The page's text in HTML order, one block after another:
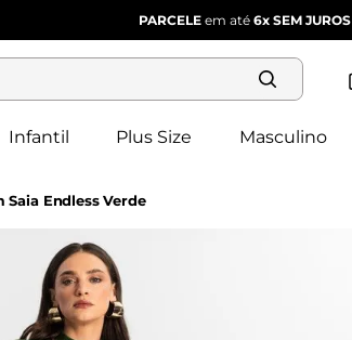
PARCELE em até 6x SEM JUROS
Infantil Plus Size Masculino
Endless Verde
Termos mais
buscados